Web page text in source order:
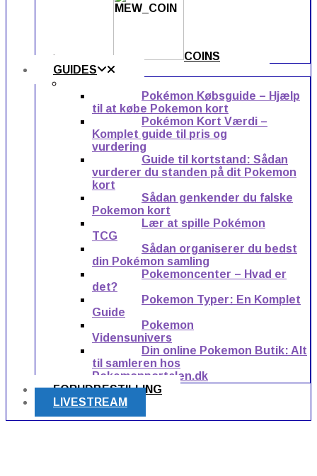
COINS
GUIDES
Pokémon Købsguide – Hjælp
til at købe Pokemon kort
Pokémon Kort Værdi –
Komplet guide til pris og
vurdering
Guide til kortstand: Sådan
vurderer du standen på dit Pokemon
kort
Sådan genkender du falske
Pokemon kort
Lær at spille Pokémon
TCG
Sådan organiserer du bedst
din Pokémon samling
Pokemoncenter – Hvad er
det?
Pokemon Typer: En Komplet
Guide
Pokemon
Vidensunivers
Din online Pokemon Butik: Alt
til samleren hos
Pokemonportalen.dk
FORUDBESTILLING
LIVESTREAM